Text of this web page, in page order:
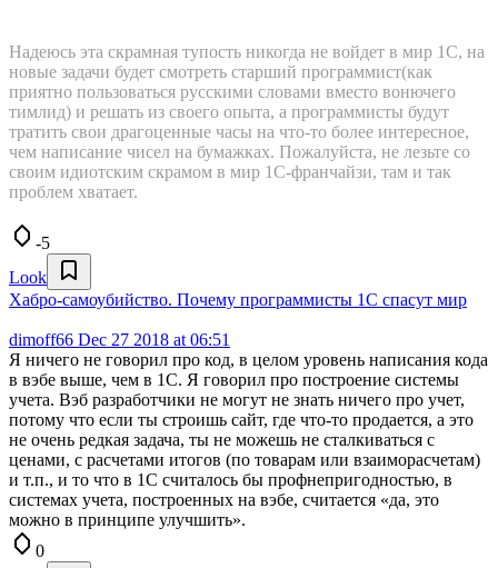
Надеюсь эта скрамная тупость никогда не войдет в мир 1С, на
новые задачи будет смотреть старший программист(как
приятно пользоваться русскими словами вместо вонючего
тимлид) и решать из своего опыта, а программисты будут
тратить свои драгоценные часы на что-то более интересное,
чем написание чисел на бумажках. Пожалуйста, не лезьте со
своим идиотским скрамом в мир 1С-франчайзи, там и так
проблем хватает.
-5
Look
Хабро-самоубийство. Почему программисты 1С спасут мир
dimoff66 Dec 27 2018 at 06:51
Я ничего не говорил про код, в целом уровень написания кода
в вэбе выше, чем в 1С. Я говорил про построение системы
учета. Вэб разработчики не могут не знать ничего про учет,
потому что если ты строишь сайт, где что-то продается, а это
не очень редкая задача, ты не можешь не сталкиваться с
ценами, с расчетами итогов (по товарам или взаиморасчетам)
и т.п., и то что в 1С считалось бы профнепригодностью, в
системах учета, построенных на вэбе, считается «да, это
можно в принципе улучшить».
0